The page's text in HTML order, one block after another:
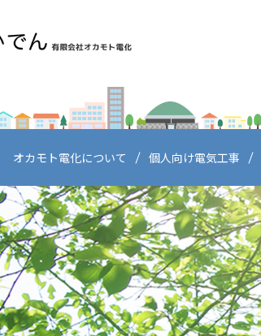
オカモト電化について 個人向け電気工事